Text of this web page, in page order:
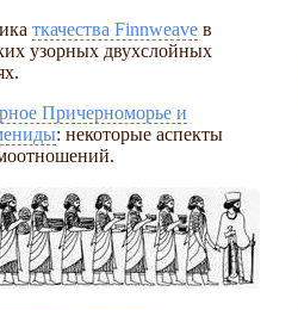
ткачества Finnweave в
узорных двухслойных
Причерноморье и
: некоторые аспекты